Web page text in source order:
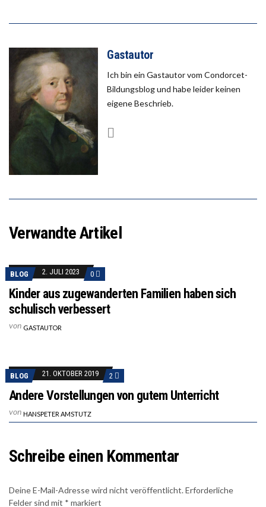
Gastautor
Ich bin ein Gastautor vom Condorcet-
Bildungsblog und habe leider keinen
eigene Beschrieb.
Verwandte Artikel
BLOG 2. JULI 2023 0
Kinder aus zugewanderten Familien haben sich
schulisch verbessert
von GASTAUTOR
BLOG 21. OKTOBER 2019 2
Andere Vorstellungen von gutem Unterricht
von HANSPETER AMSTUTZ
Schreibe einen Kommentar
Deine E-Mail-Adresse wird nicht veröffentlicht.Erforderliche
Felder sind mit * markiert